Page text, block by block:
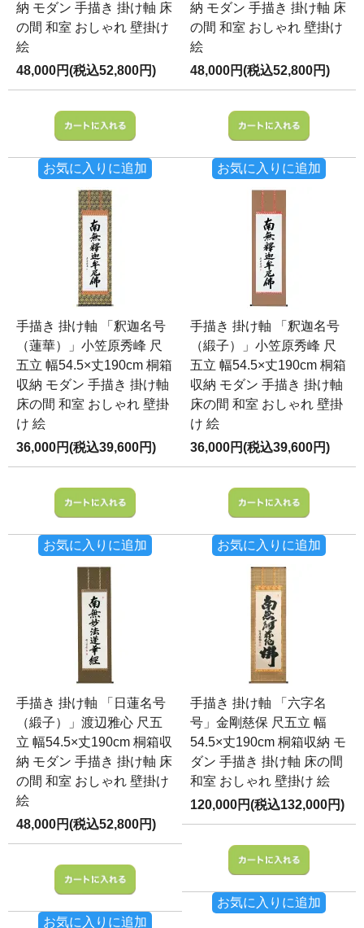
納 モダン 手描き 掛け軸 床
の間 和室 おしゃれ 壁掛け
絵
48,000円(税込52,800円)
お気に入りに追加
納 モダン 手描き 掛け軸 床
の間 和室 おしゃれ 壁掛け
絵
48,000円(税込52,800円)
お気に入りに追加
手描き 掛け軸 「釈迦名号
（蓮華）」小笠原秀峰 尺
五立 幅54.5×丈190cm 桐箱
収納 モダン 手描き 掛け軸
床の間 和室 おしゃれ 壁掛
け 絵
36,000円(税込39,600円)
お気に入りに追加
手描き 掛け軸 「釈迦名号
（緞子）」小笠原秀峰 尺
五立 幅54.5×丈190cm 桐箱
収納 モダン 手描き 掛け軸
床の間 和室 おしゃれ 壁掛
け 絵
36,000円(税込39,600円)
お気に入りに追加
手描き 掛け軸 「日蓮名号
（緞子）」渡辺雅心 尺五
立 幅54.5×丈190cm 桐箱収
納 モダン 手描き 掛け軸 床
の間 和室 おしゃれ 壁掛け
絵
48,000円(税込52,800円)
お気に入りに追加
手描き 掛け軸 「六字名
号」金剛慈保 尺五立 幅
54.5×丈190cm 桐箱収納 モ
ダン 手描き 掛け軸 床の間
和室 おしゃれ 壁掛け 絵
120,000円(税込132,000円)
お気に入りに追加